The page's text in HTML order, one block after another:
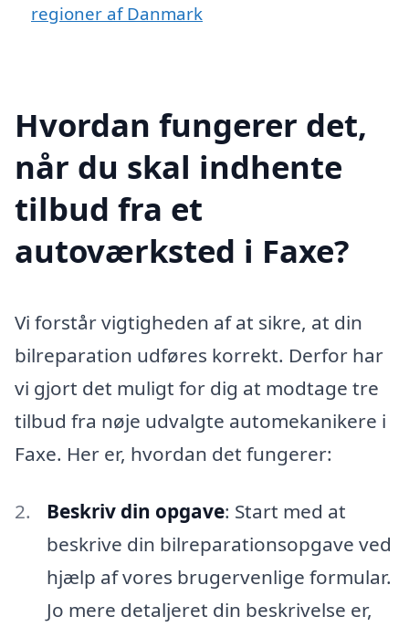
regioner af Danmark
Hvordan fungerer det,
når du skal indhente
tilbud fra et
autoværksted i Faxe?
Vi forstår vigtigheden af at sikre, at din
bilreparation udføres korrekt. Derfor har
vi gjort det muligt for dig at modtage tre
tilbud fra nøje udvalgte automekanikere i
Faxe. Her er, hvordan det fungerer:
Beskriv din opgave: Start med at
beskrive din bilreparationsopgave ved
hjælp af vores brugervenlige formular.
Jo mere detaljeret din beskrivelse er,